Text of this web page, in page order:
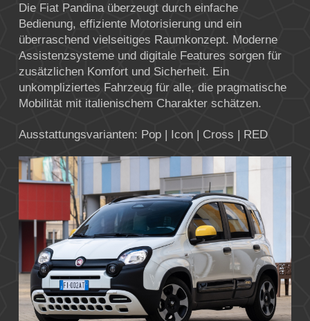
Die Fiat Pandina überzeugt durch einfache
Bedienung, effiziente Motorisierung und ein
überraschend vielseitiges Raumkonzept. Moderne
Assistenzsysteme und digitale Features sorgen für
zusätzlichen Komfort und Sicherheit. Ein
unkompliziertes Fahrzeug für alle, die pragmatische
Mobilität mit italienischem Charakter schätzen.
Ausstattungsvarianten: Pop | Icon | Cross | RED